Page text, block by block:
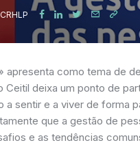
CRHLP
apresenta como tema de
Ceitil deixa um ponto de
sentir e a viver de forma
que a gestão de
e as tendências